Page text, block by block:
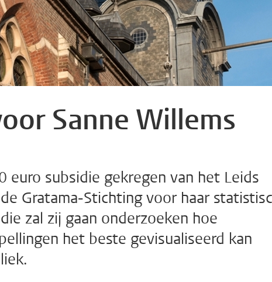
Sanne Willems
euro subsidie gekregen van het Leids
Gratama-Stichting voor haar
zal zij gaan onderzoeken hoe
het beste gevisualiseerd kan